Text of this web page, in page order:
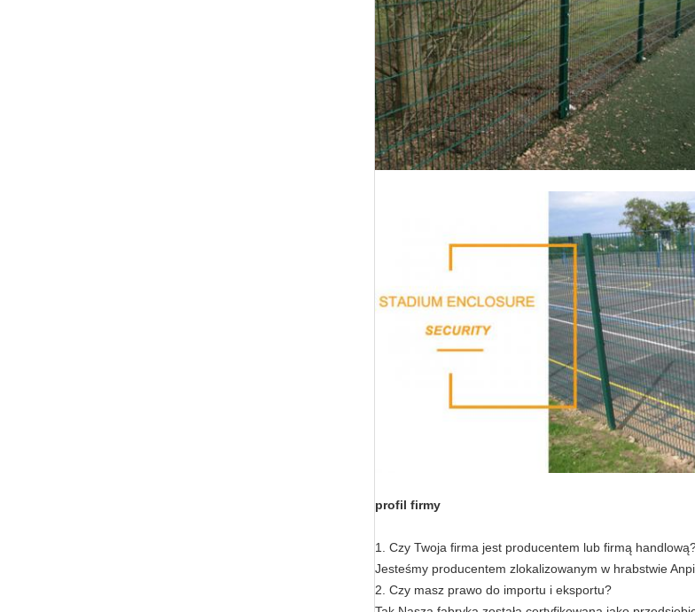
profil firmy
1. Czy Twoja firma jest producentem lub firmą
Jesteśmy producentem zlokalizowanym w hrabstwie
2. Czy masz prawo do importu i eksportu?